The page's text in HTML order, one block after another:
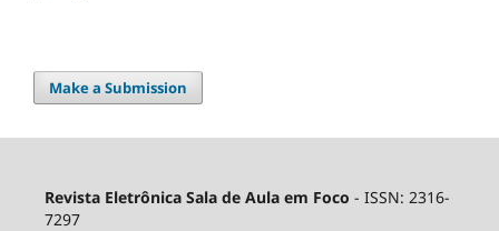
Make a Submission
Revista Eletrônica Sala de Aula em Foco - ISSN: 2316-
7297